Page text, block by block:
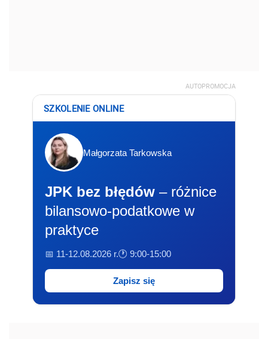
AUTOPROMOCJA
SZKOLENIE ONLINE
Małgorzata Tarkowska
JPK bez błędów – różnice
bilansowo-podatkowe w
praktyce
📅 11-12.08.2026 r.🕐 9:00-15:00
Zapisz się